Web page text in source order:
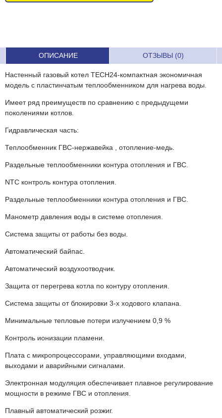
ОПИСАНИЕ ОТЗЫВЫ (0)
Настенный газовый котел TECH24-компактная экономичная
модель с пластинчатым теплообменником для нагрева воды.
Имеет ряд преимуществ по сравнению с предыдущеми
поколениями котлов.
Гидравлическая часть:
Теплообменник ГВС-нержавейка , отопление-медь.
Раздельные теплообменники контура отопления и ГВС.
NTC контроль контура отопления.
Раздельные теплообменники контура отопления и ГВС.
Манометр давления воды в системе отопления.
Система защиты от работы без воды.
Автоматический байпас.
Автоматический воздухоотводчик.
Защита от перегрева котла по контуру отопления.
Система защиты от блокировки 3-х ходового клапана.
Минимальные тепловые потери излучением 0,9 %
Контроль ионизации пламени.
Плата с микропроцессорами, управляющими входами,
выходами и аварийными сигналами.
Электронная модуляция обеспечивает плавное регулирование
мощности в режиме ГВС и отопления.
Плавный автоматический розжиг.